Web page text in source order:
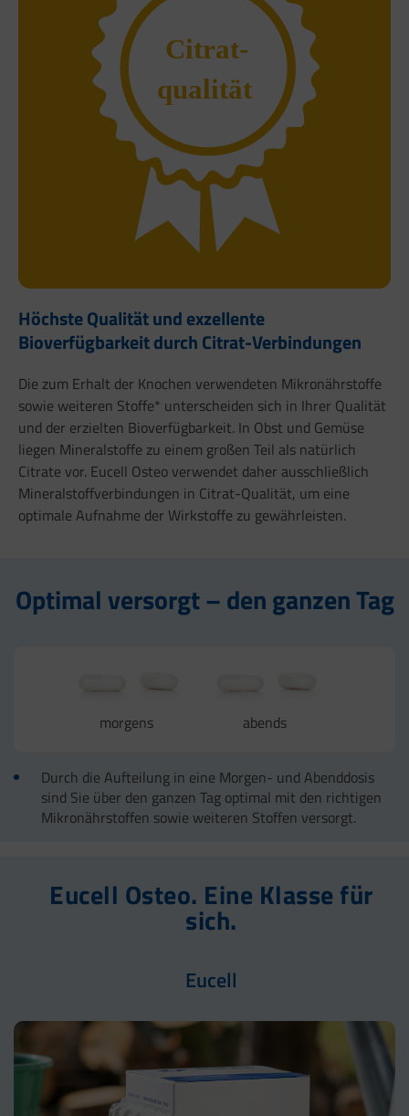
Höchste Qualität und exzellente
Bioverfügbarkeit durch Citrat-Verbindungen
Die zum Erhalt der Knochen verwendeten Mikronährstoffe
sowie weiteren Stoffe* unterscheiden sich in Ihrer Qualität
und der erzielten Bioverfügbarkeit. In Obst und Gemüse
liegen Mineralstoffe zu einem großen Teil als natürlich
Citrate vor. Eucell Osteo verwendet daher ausschließlich
Mineralstoffverbindungen in Citrat-Qualität, um eine
optimale Aufnahme der Wirkstoffe zu gewährleisten.
Optimal versorgt – den ganzen Tag
morgens abends
Durch die Aufteilung in eine Morgen- und Abenddosis
sind Sie über den ganzen Tag optimal mit den richtigen
Mikronährstoffen sowie weiteren Stoffen versorgt.
Eucell Osteo. Eine Klasse für
sich.
Eucell